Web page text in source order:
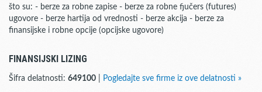
što su: - berze za robne zapise - berze za robne fjučers (futures)
ugovore - berze hartija od vrednosti - berze akcija - berze za
finansijske i robne opcije (opcijske ugovore)
FINANSIJSKI LIZING
Šifra delatnosti: 649100 Pogledajte sve firme iz ove delatnosti »